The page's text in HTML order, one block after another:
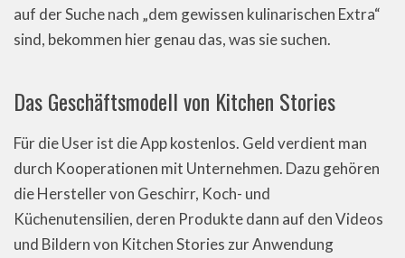
auf der Suche nach „dem gewissen kulinarischen Extra“
sind, bekommen hier genau das, was sie suchen.
Das Geschäftsmodell von Kitchen Stories
Für die User ist die App kostenlos. Geld verdient man
durch Kooperationen mit Unternehmen. Dazu gehören
die Hersteller von Geschirr, Koch- und
Küchenutensilien, deren Produkte dann auf den Videos
und Bildern von Kitchen Stories zur Anwendung